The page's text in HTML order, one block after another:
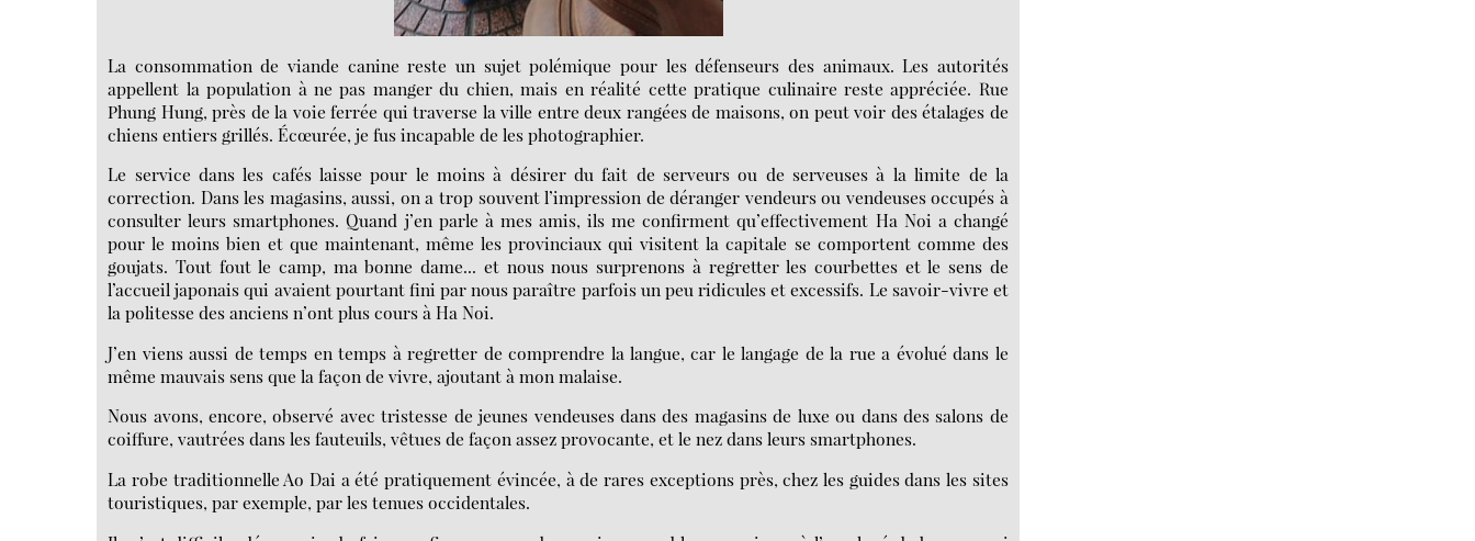
La consommation de viande canine reste un sujet polémique pour les défenseurs des animaux. Les autorités
appellent la population à ne pas manger du chien, mais en réalité cette pratique culinaire reste appréciée. Rue
Phung Hung, près de la voie ferrée qui traverse la ville entre deux rangées de maisons, on peut voir des étalages de
chiens entiers grillés. Écœurée, je fus incapable de les photographier.
Le service dans les cafés laisse pour le moins à désirer du fait de serveurs ou de serveuses à la limite de la
correction. Dans les magasins, aussi, on a trop souvent l’impression de déranger vendeurs ou vendeuses occupés à
consulter leurs smartphones. Quand j’en parle à mes amis, ils me confirment qu’effectivement Ha Noi a changé
pour le moins bien et que maintenant, même les provinciaux qui visitent la capitale se comportent comme des
goujats. Tout fout le camp, ma bonne dame... et nous nous surprenons à regretter les courbettes et le sens de
l’accueil japonais qui avaient pourtant fini par nous paraître parfois un peu ridicules et excessifs. Le savoir-vivre et
la politesse des anciens n’ont plus cours à Ha Noi.
J’en viens aussi de temps en temps à regretter de comprendre la langue, car le langage de la rue a évolué dans le
même mauvais sens que la façon de vivre, ajoutant à mon malaise.
Nous avons, encore, observé avec tristesse de jeunes vendeuses dans des magasins de luxe ou dans des salons de
coiffure, vautrées dans les fauteuils, vêtues de façon assez provocante, et le nez dans leurs smartphones.
La robe traditionnelle Ao Dai a été pratiquement évincée, à de rares exceptions près, chez les guides dans les sites
touristiques, par exemple, par les tenues occidentales.